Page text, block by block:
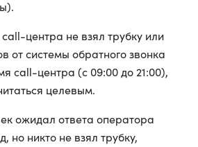
центра не взял трубку или
от системы обратного звонка
call-центра (с 09:00 до 21:00),
целевым.
ожидал ответа оператора
но никто не взял трубку,